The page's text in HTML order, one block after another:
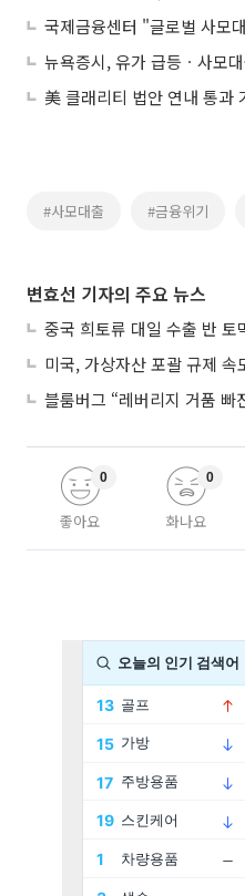
#사모대출 #금융위기
변효선 기자의 주요 뉴스
좋아요
0
화나요
0